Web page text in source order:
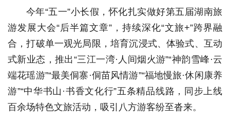
今年“五一”小长假，怀化扎实做好第五届湖南旅
游发展大会“后半篇文章”，持续深化“文旅+”跨界融
合，打破单一观光局限，培育沉浸式、体验式、互动
式新业态，推出“三江一湾·人间烟火游”“神韵雪峰·云
端花瑶游”“最美侗寨·侗苗风情游”“福地慢旅·休闲康养
游”“中华书山·书香文化行”五条精品线路，同步上线
百余场特色文旅活动，吸引八方游客纷至沓来。